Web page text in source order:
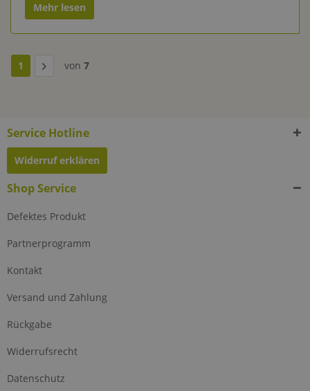
Mehr lesen
1 von 7
Service Hotline
Widerruf erklären
Shop Service
Defektes Produkt
Partnerprogramm
Kontakt
Versand und Zahlung
Rückgabe
Widerrufsrecht
Datenschutz